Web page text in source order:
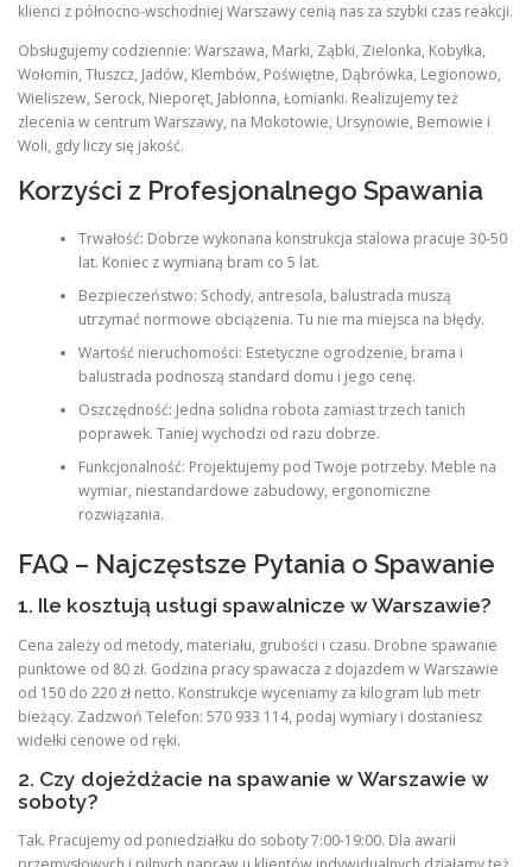
klienci z północno-wschodniej Warszawy cenią nas za szybki czas reakcji.
Obsługujemy codziennie: Warszawa, Marki, Ząbki, Zielonka, Kobyłka,
Wołomin, Tłuszcz, Jadów, Klembów, Poświętne, Dąbrówka, Legionowo,
Wieliszew, Serock, Nieporęt, Jabłonna, Łomianki. Realizujemy też
zlecenia w centrum Warszawy, na Mokotowie, Ursynowie, Bemowie i
Woli, gdy liczy się jakość.
Korzyści z Profesjonalnego Spawania
Trwałość: Dobrze wykonana konstrukcja stalowa pracuje 30-50
lat. Koniec z wymianą bram co 5 lat.
Bezpieczeństwo: Schody, antresola, balustrada muszą
utrzymać normowe obciążenia. Tu nie ma miejsca na błędy.
Wartość nieruchomości: Estetyczne ogrodzenie, brama i
balustrada podnoszą standard domu i jego cenę.
Oszczędność: Jedna solidna robota zamiast trzech tanich
poprawek. Taniej wychodzi od razu dobrze.
Funkcjonalność: Projektujemy pod Twoje potrzeby. Meble na
wymiar, niestandardowe zabudowy, ergonomiczne
rozwiązania.
FAQ – Najczęstsze Pytania o Spawanie
1. Ile kosztują usługi spawalnicze w Warszawie?
Cena zależy od metody, materiału, grubości i czasu. Drobne spawanie
punktowe od 80 zł. Godzina pracy spawacza z dojazdem w Warszawie
od 150 do 220 zł netto. Konstrukcje wyceniamy za kilogram lub metr
bieżący. Zadzwoń Telefon: 570 933 114, podaj wymiary i dostaniesz
widełki cenowe od ręki.
2. Czy dojeżdżacie na spawanie w Warszawie w
soboty?
Tak. Pracujemy od poniedziałku do soboty 7:00-19:00. Dla awarii